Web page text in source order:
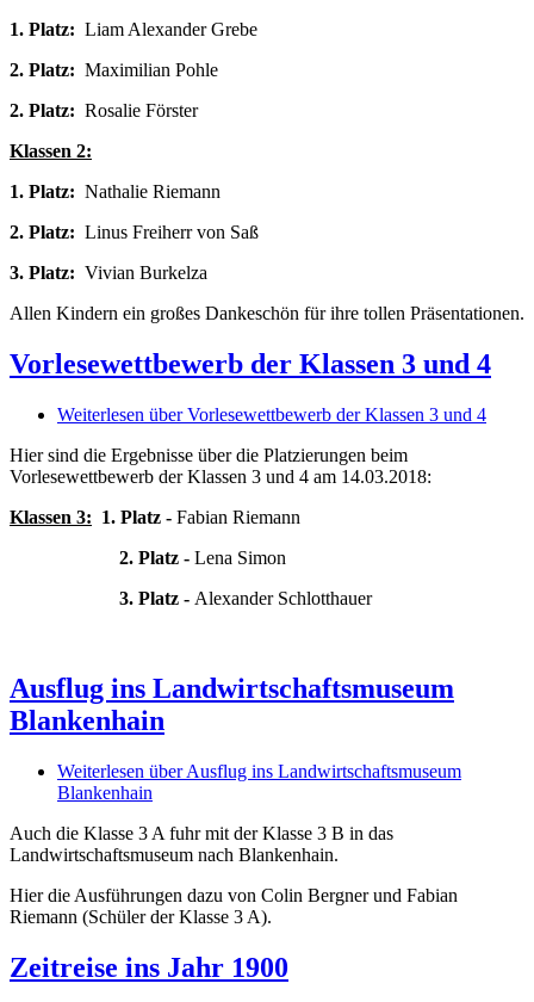
1. Platz: Liam Alexander Grebe
2. Platz: Maximilian Pohle
2. Platz: Rosalie Förster
Klassen 2:
1. Platz: Nathalie Riemann
2. Platz: Linus Freiherr von Saß
3. Platz: Vivian Burkelza
Allen Kindern ein großes Dankeschön für ihre tollen Präsentationen.
Vorlesewettbewerb der Klassen 3 und 4
Weiterlesen über Vorlesewettbewerb der Klassen 3 und 4
Hier sind die Ergebnisse über die Platzierungen beim
Vorlesewettbewerb der Klassen 3 und 4 am 14.03.2018:
Klassen 3: 1. Platz - Fabian Riemann
2. Platz - Lena Simon
3. Platz - Alexander Schlotthauer
Ausflug ins Landwirtschaftsmuseum
Blankenhain
Weiterlesen über Ausflug ins Landwirtschaftsmuseum
Blankenhain
Auch die Klasse 3 A fuhr mit der Klasse 3 B in das
Landwirtschaftsmuseum nach Blankenhain.
Hier die Ausführungen dazu von Colin Bergner und Fabian
Riemann (Schüler der Klasse 3 A).
Zeitreise ins Jahr 1900